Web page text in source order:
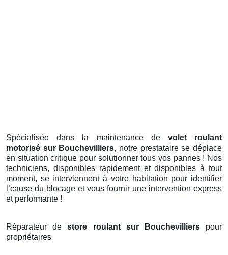
Spécialisée dans la maintenance de volet roulant
motorisé sur Bouchevilliers, notre prestataire se déplace
en situation critique pour solutionner tous vos pannes ! Nos
techniciens, disponibles rapidement et disponibles à tout
moment, se interviennent à votre habitation pour identifier
l’cause du blocage et vous fournir une intervention express
et performante !
Réparateur destore roulant sur Bouchevilliers pour
propriétaires